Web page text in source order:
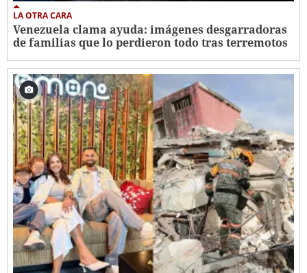
LA OTRA CARA
Venezuela clama ayuda: imágenes desgarradoras
de familias que lo perdieron todo tras terremotos